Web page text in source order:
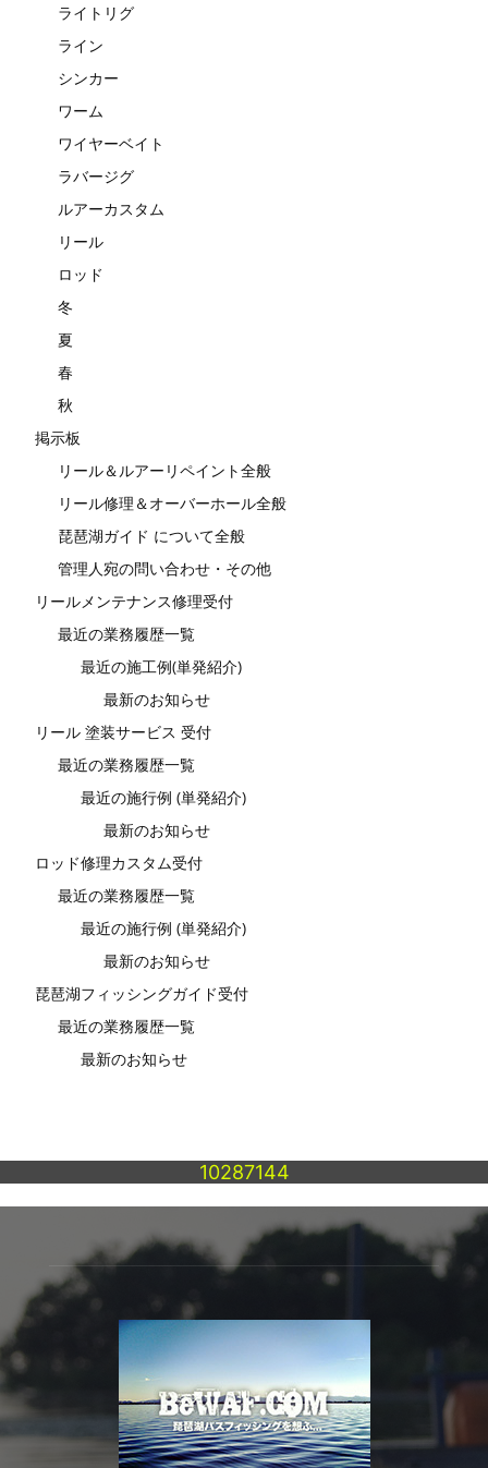
ライトリグ
ライン
シンカー
ワーム
ワイヤーベイト
ラバージグ
ルアーカスタム
リール
ロッド
冬
夏
春
秋
掲示板
リール＆ルアーリペイント全般
リール修理＆オーバーホール全般
琵琶湖ガイド について全般
管理人宛の問い合わせ・その他
リールメンテナンス修理受付
最近の業務履歴一覧
最近の施工例(単発紹介)
最新のお知らせ
リール 塗装サービス 受付
最近の業務履歴一覧
最近の施行例 (単発紹介)
最新のお知らせ
ロッド修理カスタム受付
最近の業務履歴一覧
最近の施行例 (単発紹介)
最新のお知らせ
琵琶湖フィッシングガイド受付
最近の業務履歴一覧
最新のお知らせ
10287144